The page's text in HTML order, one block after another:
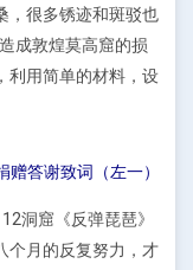
，很多锈迹和斑驳也
成敦煌莫高窟的损
利用简单的材料，设
答谢致词（左一）
洞窟《反弹琵琶》
个月的反复努力，才